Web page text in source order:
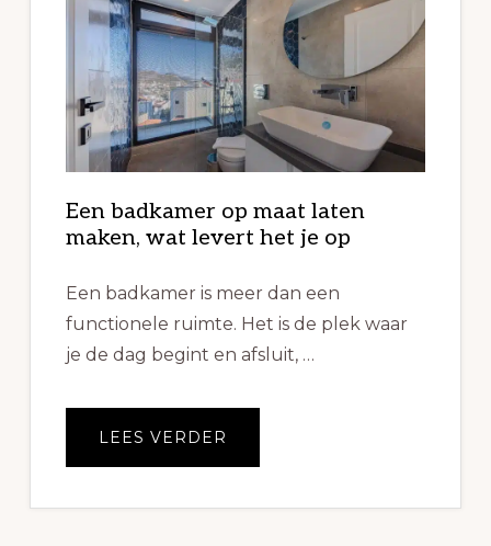
Een badkamer op maat laten
maken, wat levert het je op
Een badkamer is meer dan een
functionele ruimte. Het is de plek waar
je de dag begint en afsluit, …
LEES VERDER
OP
MAKEN,